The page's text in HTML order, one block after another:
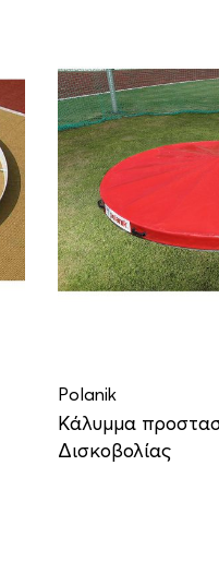
Polanik
Κάλυμμα
Δισκοβολίας